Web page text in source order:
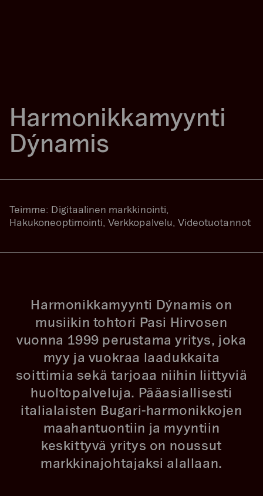
Harmonikkamyynti
Dýnamis
Teimme: Digitaalinen markkinointi,
Hakukoneoptimointi, Verkkopalvelu, Videotuotannot
Harmonikkamyynti Dýnamis on
musiikin tohtori Pasi Hirvosen
vuonna 1999 perustama yritys, joka
myy ja vuokraa laadukkaita
soittimia sekä tarjoaa niihin liittyviä
huoltopalveluja. Pääasiallisesti
italialaisten Bugari-harmonikkojen
maahantuontiin ja myyntiin
keskittyvä yritys on noussut
markkinajohtajaksi alallaan.